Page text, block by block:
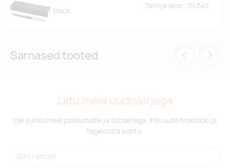
black
Tarnija laos: 24340
Sarnased tooted
Liitu meie uudiskirjaga
Ole kursis meie pakkumiste ja toodetega. Info uute brändide ja
tegevuste kohta.